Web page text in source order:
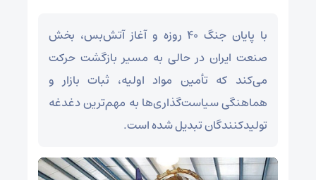
با پایان جنگ ۴۰ روزه و آغاز آتش‌بس، بخش
صنعت ایران در حالی به مسیر بازگشت حرکت
می‌کند که تأمین مواد اولیه، ثبات بازار و
هماهنگی سیاست‌گذاری‌ها به مهم‌ترین دغدغه
تولیدکنندگان تبدیل شده است.